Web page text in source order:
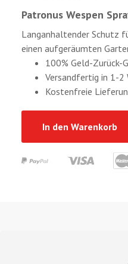
Patronus Wespen
Langanhaltender Schutz
einen aufgeräumten
100% Geld-Zurück-
Versandfertig in 1-2
Kostenfreie
In den Warenkorb